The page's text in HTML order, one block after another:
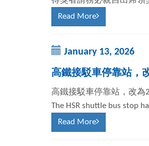
Read More
January 13, 2026
高鐵接駁車停靠站，
高鐵接駁車停靠站，改為
The HSR shuttle bus stop
Read More